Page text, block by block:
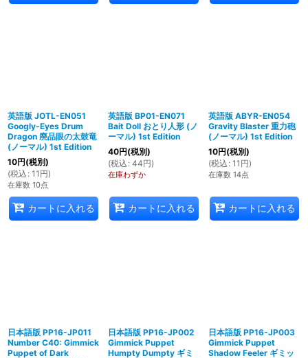
英語版 JOTL-EN051
Googly-Eyes Drum
Dragon 廃品眼の太鼓竜
(ノーマル) 1st Edition
10円(税別)
(税込 : 11 円)
在庫数 10点
カートに入れる
英語版 BP01-EN071
Bait Doll おとり人形 (ノ
ーマル) 1st Edition
40円(税別)
(税込 : 44円)
在庫わずか
カートに入れる
英語版 ABYR-EN054
Gravity Blaster 重力砲
(ノーマル) 1st Edition
10円(税別)
(税込 : 11 円)
在庫数 14点
カートに入れる
日本語版 PP16-JP011
Number C40: Gimmick
Puppet of Dark
日本語版 PP16-JP002
Gimmick Puppet
Humpty Dumpty ギミ
日本語版 PP16-JP003
Gimmick Puppet
Shadow Feeler ギミッ